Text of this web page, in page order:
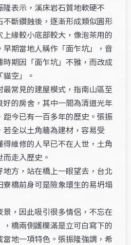
表示，溪床岩石質地軟硬不
斷鑽蝕後，逐漸形成類似圓形
緣較小底部較大，像泡茶用的
期當地人稱作「面乍坑」，音
期因「面乍坑」不雅，而改成
空」。
常見的建屋模式，指南山區至
的房舍，其中一間為清道光年
今已有一百多年的歷史。張振
全以土角牆為建材，容易受
維修的人早已不在人世，土角
走入歷史。
方，站在橋上一眼望去，台北
橋前身可是險象環生的易坍塌
，因此吸引很多情侶，不忘在
橋兩側護欄滿是立可白寫下的
地一項特色。張振隆強調，希